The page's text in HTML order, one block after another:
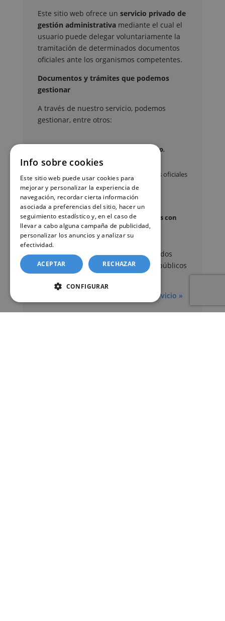
Este sitio web ofrece un servicio privado de
gestión administrativa mediante el cual el
usuario puede delegar voluntariamente la
tramitación de determinados documentos
oficiales ante los organismos competentes.
Documentos y trámites que podemos
gestionar
A través de nuestro servicio, podemos
gestionar, entre otros:
nacimiento,
matrimonioydefunción
Apostilla de La Haya
de documentos oficiales
Legalización de certificados
Certificado de Últimas Voluntades
Certificado de contratos de seguros con
cobertura por fallecimiento
Los documentos oficiales son expedidos
exclusivamente por los organismos públicos
Más información sobre nuestro servicio »
Info sobre cookies
Este sitio web puede usar cookies para
mejorar y personalizar la experiencia de
navegación, recordar cierta información
asociada a preferencias del sitio, hacer un
seguimiento estadístico y, en el caso de
llevar a cabo alguna campaña de publicidad,
personalizar los anuncios y analizar su
efectividad.
ACEPTAR RECHAZAR
CONFIGURAR